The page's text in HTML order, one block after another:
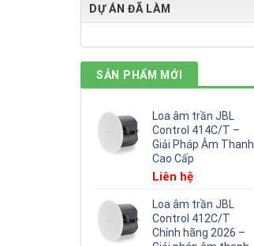
DỰ ÁN ĐÃ LÀM
SẢN PHẨM MỚI
Loa âm trần JBL
Control 414C/T –
Giải Pháp Âm Thanh
Cao Cấp
Liên hệ
Loa âm trần JBL
Control 412C/T
Chính hãng 2026 –